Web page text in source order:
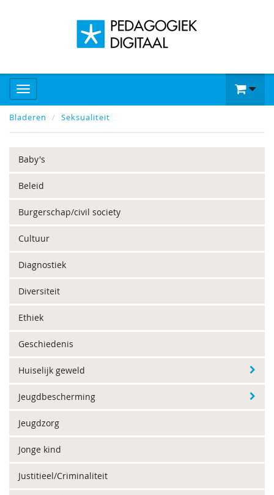
Bladeren Seksualiteit
Baby's
Beleid
Burgerschap/civil society
Cultuur
Diagnostiek
Diversiteit
Ethiek
Geschiedenis
Huiselijk geweld
Jeugdbescherming
Jeugdzorg
Jonge kind
Justitieel/Criminaliteit